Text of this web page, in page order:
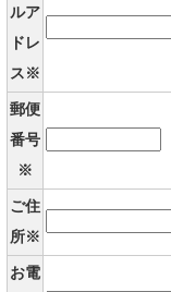
ルア
ドレ
ス※
郵便
番号
※
ご住
所※
お電